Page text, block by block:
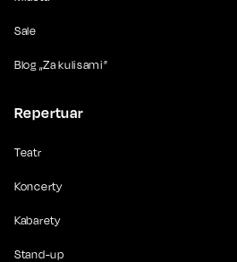
Sale
Blog „Za kulisami”
Repertuar
Teatr
Koncerty
Kabarety
Stand-up